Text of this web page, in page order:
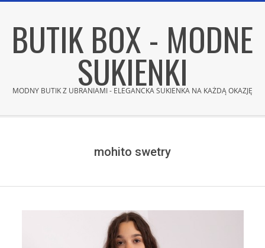
contentBUTIK BOX - MODNE
SUKIENKI
MODNY BUTIK Z UBRANIAMI - ELEGANCKA SUKIENKA NA KAŻDĄ OKAZJĘ
mohito swetry